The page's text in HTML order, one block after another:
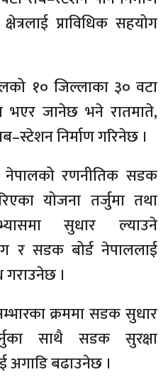
प्राविधिक सहयोग
१० जिल्लाका ३० वटा
भएर जानेछ भने रातमाते,
निर्माण गरिनेछ ।
रणनीतिक सडक
योजना तर्जुमा तथा
सुधार ल्याउने
र सडक बोर्ड नेपाललाई
गराउनेछ ।
क्रममा सडक सुधार
साथै सडक सुरक्षा
अगाडि बढाउनेछ ।